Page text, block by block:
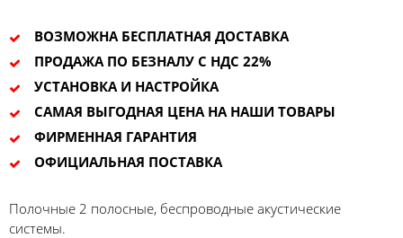
ВОЗМОЖНА БЕСПЛАТНАЯ ДОСТАВКА
ПРОДАЖА ПО БЕЗНАЛУ С НДС 22%
УСТАНОВКА И НАСТРОЙКА
САМАЯ ВЫГОДНАЯ ЦЕНА НА НАШИ ТОВАРЫ
ФИРМЕННАЯ ГАРАНТИЯ
ОФИЦИАЛЬНАЯ ПОСТАВКА
Полочные 2 полосные, беспроводные акустические
системы.